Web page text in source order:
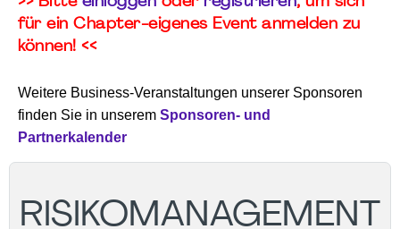
für ein Chapter-eigenes Event anmelden zu
können! <<
Weitere Business-Veranstaltungen unserer Sponsoren
finden Sie in unserem Sponsoren- und
Partnerkalender
RISIKOMANAGEMENT